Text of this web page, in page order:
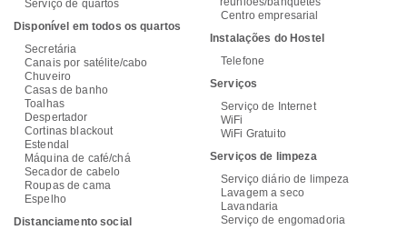
Serviço de quartos
Disponível em todos os quartos
Secretária
Canais por satélite/cabo
Chuveiro
Casas de banho
Toalhas
Despertador
Cortinas blackout
Estendal
Máquina de café/chá
Secador de cabelo
Roupas de cama
Espelho
Distanciamento social
Centro empresarial
Instalações do Hostel
Telefone
Serviços
Serviço de Internet
WiFi
WiFi Gratuito
Serviços de limpeza
Serviço diário de limpeza
Lavagem a seco
Lavandaria
Serviço de engomadoria